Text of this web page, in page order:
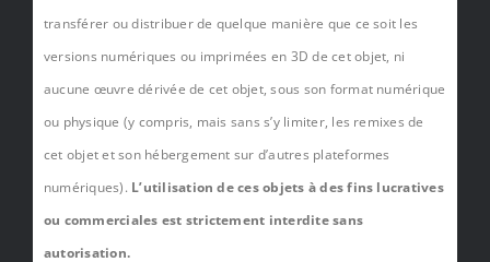
transférer ou distribuer de quelque manière que ce soit les
versions numériques ou imprimées en 3D de cet objet, ni
aucune œuvre dérivée de cet objet, sous son format numérique
ou physique (y compris, mais sans s’y limiter, les remixes de
cet objet et son hébergement sur d’autres plateformes
numériques). L’utilisation de ces objets à des fins lucratives
ou commerciales est strictement interdite sans
autorisation.